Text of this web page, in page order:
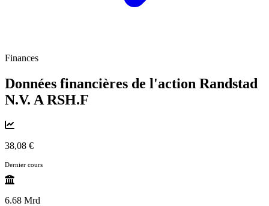
Finances
Données financières de l'action Randstad
N.V. A RSH.F
38,08 €
Dernier cours
6.68 Mrd